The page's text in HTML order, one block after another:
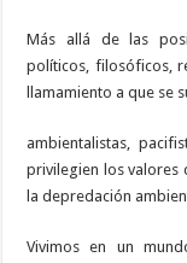
Más allá de las
políticos, filosóficos,
llamamiento a que se
ambientalistas,
privilegien los valores
la depredación
Vivimos en un